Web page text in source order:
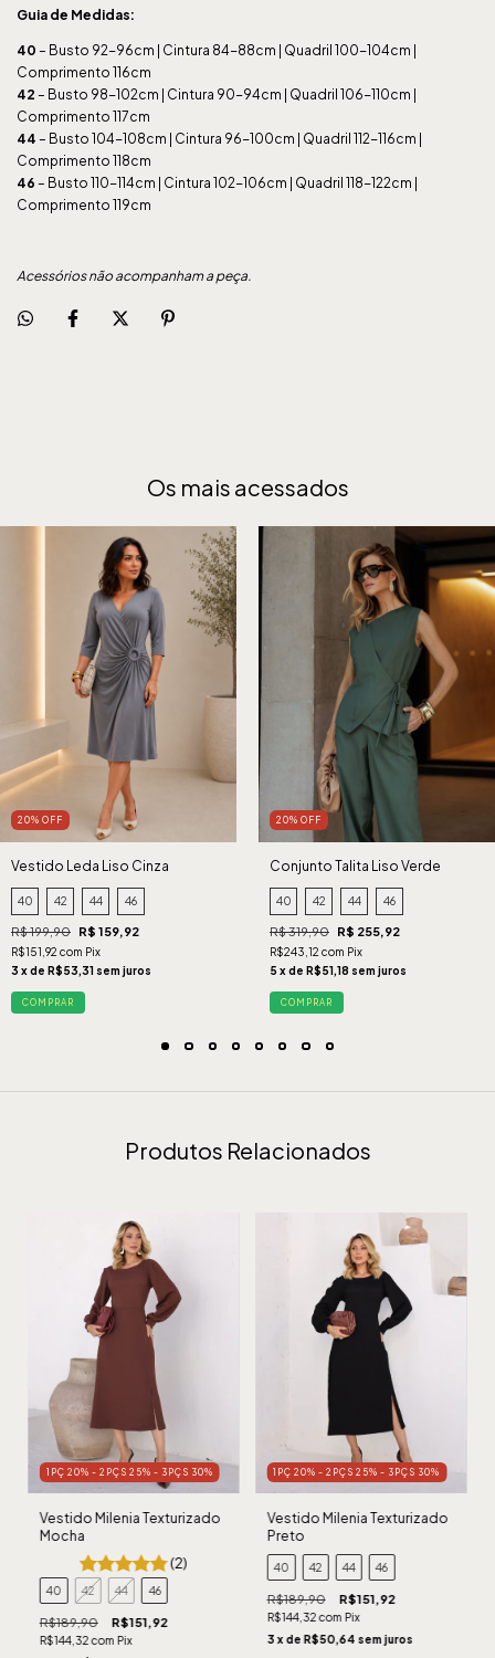
Guia de Medidas:
40 – Busto 92-96cm | Cintura 84-88cm | Quadril 100-104cm |
Comprimento 116cm
42 – Busto 98-102cm | Cintura 90-94cm | Quadril 106-110cm |
Comprimento 117cm
44 – Busto 104-108cm | Cintura 96-100cm | Quadril 112-116cm |
Comprimento 118cm
46 – Busto 110-114cm | Cintura 102-106cm | Quadril 118-122cm |
Comprimento 119cm
Acessórios não acompanham a peça.
Os mais acessados
20% OFF
Vestido Leda Liso Cinza
40 42 44 46
R$ 199,90 R$ 159,92
R$151,92 com Pix
3 x de R$53,31 sem juros
COMPRAR
20% OFF
Conjunto Talita Liso Verde
40 42 44 46
R$ 319,90 R$ 255,92
R$243,12 com Pix
5 x de R$51,18 sem juros
COMPRAR
Produtos Relacionados
1PÇ 20% - 2PÇS 25% - 3PÇS 30%
Vestido Milenia Texturizado
Mocha
(2)
40 42 44 46
R$189,90 R$151,92
R$144,32com Pix
1PÇ 20% - 2PÇS 25% - 3PÇS 30%
Vestido Milenia Texturizado
Preto
40 42 44 46
R$189,90 R$151,92
R$144,32com Pix
3 x de R$50,64 sem juros